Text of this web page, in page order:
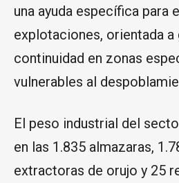
una ayuda específica para
explotaciones, orientada a
continuidad en zonas
vulnerables al
El peso industrial del
en las 1.835 almazaras,
extractoras de orujo y 25